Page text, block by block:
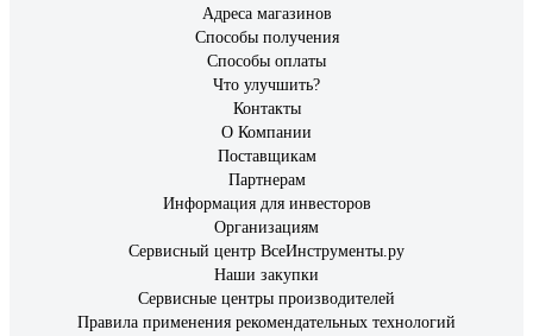
Адреса магазинов
Способы получения
Способы оплаты
Что улучшить?
Контакты
О Компании
Поставщикам
Партнерам
Информация для инвесторов
Организациям
Сервисный центр ВсеИнструменты.ру
Наши закупки
Сервисные центры производителей
Правила применения рекомендательных технологий